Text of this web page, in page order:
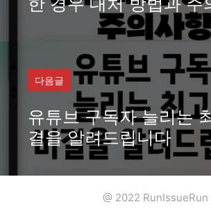
다음글
유튜브 구독자 늘리는
결을 알려드립니다
@ 2022 RunIssueRun